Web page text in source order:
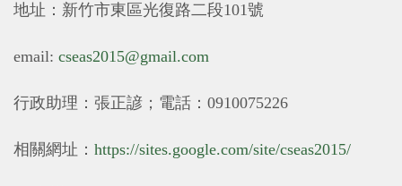
地址：新竹市東區光復路二段101號
email: cseas2015@gmail.com
行政助理：張正諺；電話： 0910075226
相關網址： https://sites.google.com/site/cseas2015/